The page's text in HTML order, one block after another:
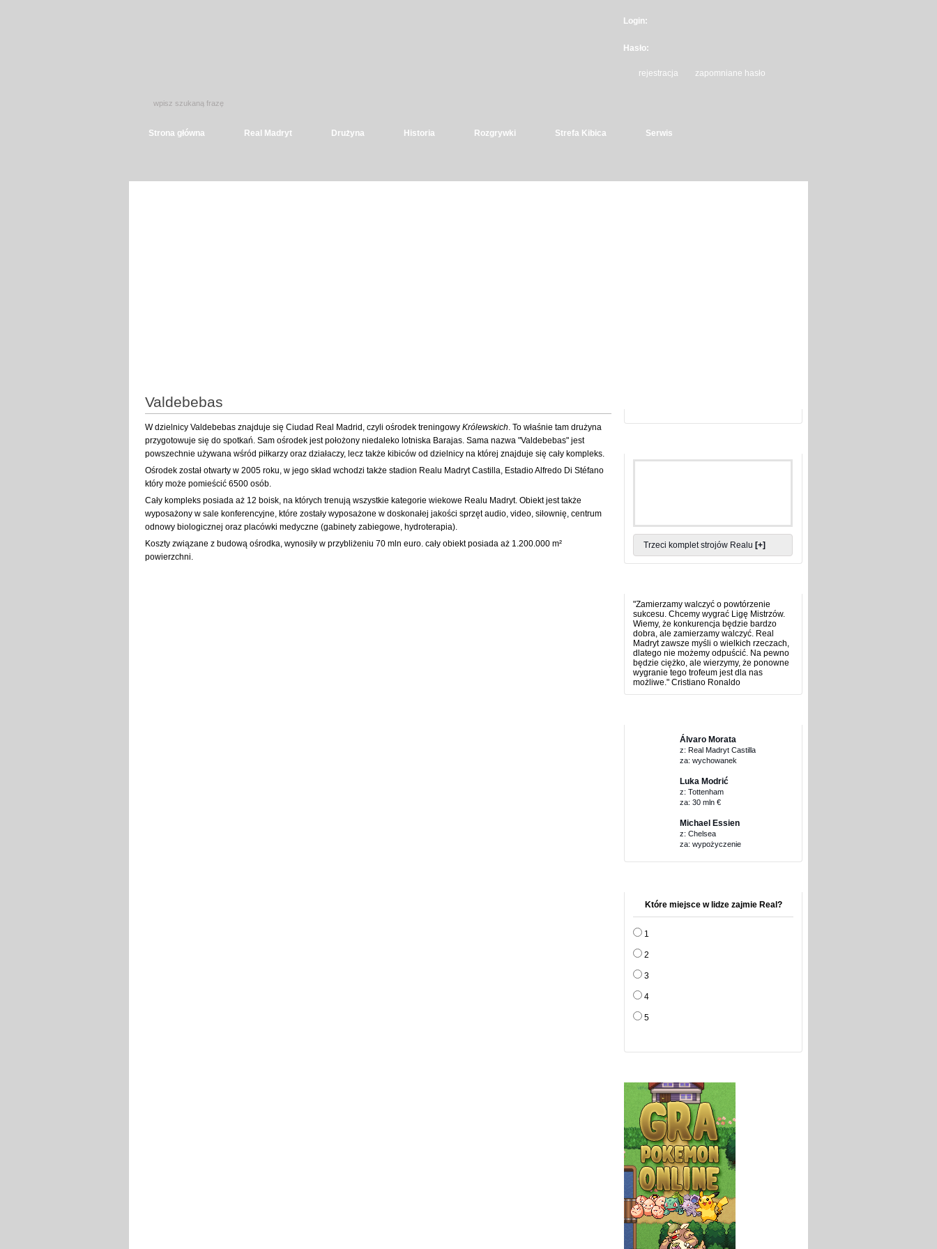
Login:
Hasło:
rejestracja zapomniane hasło
Strona główna Real Madryt Drużyna Historia Rozgrywki Strefa Kibica Serwis
Valdebebas
W dzielnicy Valdebebas znajduje się Ciudad Real Madrid, czyli ośrodek treningowy Królewskich. To właśnie tam drużyna
przygotowuje się do spotkań. Sam ośrodek jest położony niedaleko lotniska Barajas. Sama nazwa "Valdebebas" jest
powszechnie używana wśród piłkarzy oraz działaczy, lecz także kibiców od dzielnicy na której znajduje się cały kompleks.
Ośrodek został otwarty w 2005 roku, w jego skład wchodzi także stadion Realu Madryt Castilla, Estadio Alfredo Di Stéfano
który może pomieścić 6500 osób.
Cały kompleks posiada aż 12 boisk, na których trenują wszystkie kategorie wiekowe Realu Madryt. Obiekt jest także
wyposażony w sale konferencyjne, które zostały wyposażone w doskonałej jakości sprzęt audio, video, siłownię, centrum
odnowy biologicznej oraz placówki medyczne (gabinety zabiegowe, hydroterapia).
Koszty związane z budową ośrodka, wynosiły w przybliżeniu 70 mln euro. cały obiekt posiada aż 1.200.000 m²
powierzchni.
Trzeci komplet strojów Realu [+]
"Zamierzamy walczyć o powtórzenie
sukcesu. Chcemy wygrać Ligę Mistrzów.
Wiemy, że konkurencja będzie bardzo
dobra, ale zamierzamy walczyć. Real
Madryt zawsze myśli o wielkich rzeczach,
dlatego nie możemy odpuścić. Na pewno
będzie ciężko, ale wierzymy, że ponowne
wygranie tego trofeum jest dla nas
możliwe." Cristiano Ronaldo
Álvaro Morata
z: Real Madryt Castilla
za: wychowanek
Luka Modrić
z: Tottenham
za: 30 mln €
Michael Essien
z: Chelsea
za: wypożyczenie
Które miejsce w lidze zajmie Real?
1
2
3
4
5